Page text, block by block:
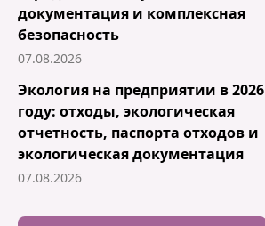
документация и комплексная
безопасность
07.08.2026
Экология на предприятии в 2026
году: отходы, экологическая
отчетность, паспорта отходов и
экологическая документация
07.08.2026